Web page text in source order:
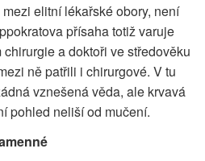
elitní lékařské obory, není
přísaha totiž varuje
a doktoři ve středověku
ně patřili i chirurgové. V tu
vznešená věda, ale krvavá
pohled neliší od mučení.